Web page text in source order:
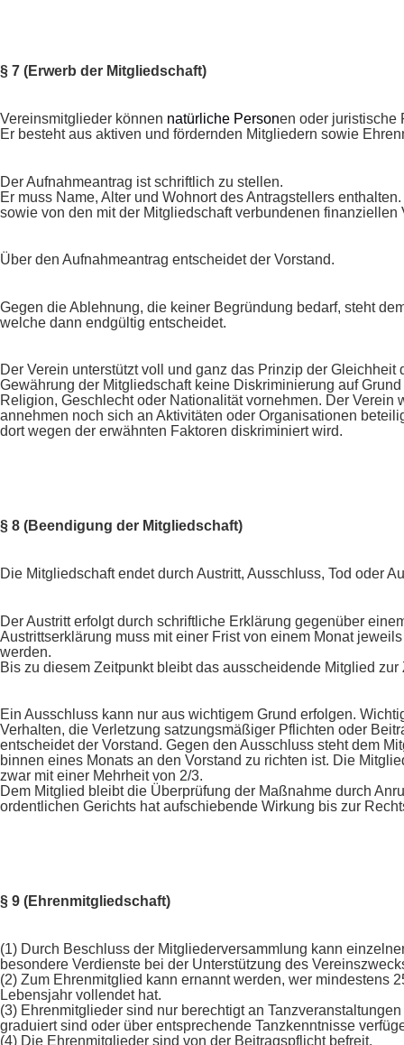
§ 7 (Erwerb der Mitgliedschaft)
Vereinsmitglieder können natürliche Personen oder juristische
Er besteht aus aktiven und fördernden Mitgliedern sowie
Der Aufnahmeantrag ist schriftlich zu stellen.
Er muss Name, Alter und Wohnort des Antragstellers
sowie von den mit der Mitgliedschaft verbundenen
Über den Aufnahmeantrag entscheidet der Vorstand.
Gegen die Ablehnung, die keiner Begründung bedarf, steht
welche dann endgültig entscheidet.
Der Verein unterstützt voll und ganz das Prinzip der Gleichheit
Gewährung der Mitgliedschaft keine Diskriminierung auf
Religion, Geschlecht oder Nationalität vornehmen. Der Verein
annehmen noch sich an Aktivitäten oder Organisationen
dort wegen der erwähnten Faktoren diskriminiert wird.
§ 8 (Beendigung der Mitgliedschaft)
Die Mitgliedschaft endet durch Austritt, Ausschluss, Tod oder
Der Austritt erfolgt durch schriftliche Erklärung gegenüber
Austrittserklärung muss mit einer Frist von einem Monat
werden.
Bis zu diesem Zeitpunkt bleibt das ausscheidende Mitglied
Ein Ausschluss kann nur aus wichtigem Grund erfolgen.
Verhalten, die Verletzung satzungsmäßiger Pflichten oder
entscheidet der Vorstand. Gegen den Ausschluss steht dem
binnen eines Monats an den Vorstand zu richten ist. Die
zwar mit einer Mehrheit von 2/3.
Dem Mitglied bleibt die Überprüfung der Maßnahme durch
ordentlichen Gerichts hat aufschiebende Wirkung bis zur
§ 9 (Ehrenmitgliedschaft)
(1) Durch Beschluss der Mitgliederversammlung kann
besondere Verdienste bei der Unterstützung des
(2) Zum Ehrenmitglied kann ernannt werden, wer mindestens
Lebensjahr vollendet hat.
(3) Ehrenmitglieder sind nur berechtigt an
graduiert sind oder über entsprechende Tanzkenntnisse
(4) Die Ehrenmitglieder sind von der Beitragspflicht befreit.